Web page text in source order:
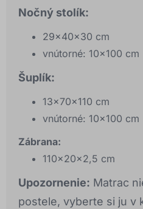
Nočný stolík:
29x40x30 cm
vnútorné: 10x100 cm
Šuplík:
13x70x110 cm
vnútorné: 10x100 cm
Zábrana:
110x20x2,5 cm
Upozornenie: Matrac
postele, vyberte si ju v